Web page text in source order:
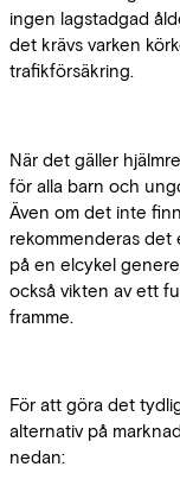
ingen lagstadgad
det krävs varken
trafikförsäkring.
När det gäller
för alla barn och
Även om det inte
rekommenderas det
på en elcykel
också vikten av ett
framme.
För att göra det
alternativ på
nedan: